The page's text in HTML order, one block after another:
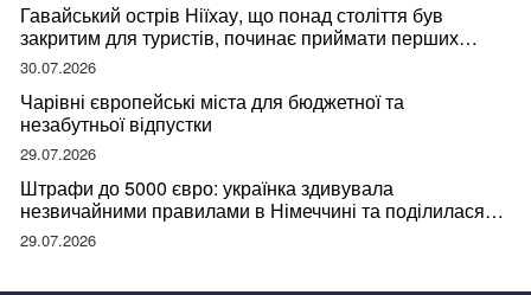
Гавайський острів Ніїхау, що понад століття був
закритим для туристів, починає приймати перших
відвідувачів
30.07.2026
Чарівні європейські міста для бюджетної та
незабутньої відпустки
29.07.2026
Штрафи до 5000 євро: українка здивувала
незвичайними правилами в Німеччині та поділилася
правдою
29.07.2026